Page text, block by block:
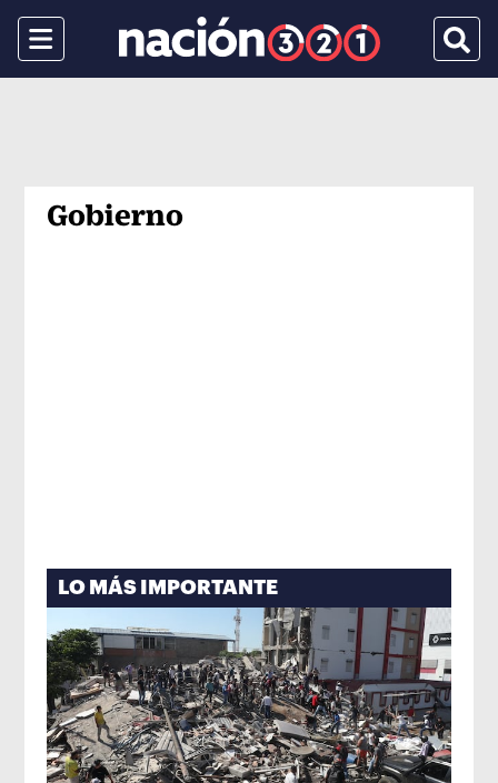
Menu
Gobierno
LO MÁS IMPORTANTE